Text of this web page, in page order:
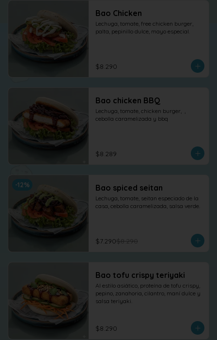
Bao Chicken
Lechuga, tomate, free chicken burger,
palta, pepinillo dulce, mayo especial.
$8.290
Bao chicken BBQ
Lechuga, tomate, chicken burger,  ,
cebolla caramelizada y bbq
$8.289
-12% Bao spiced seitan
Lechuga, tomate, seitan especiado de la
casa, cebolla caramelizada, salsa verde.
$7.290$8.290
Bao tofu crispy teriyaki
Al estilo asiático, proteína de tofu crispy,
pepino, zanahoria, cilantro, maní dulce y
salsa teriyaki.
$8.290